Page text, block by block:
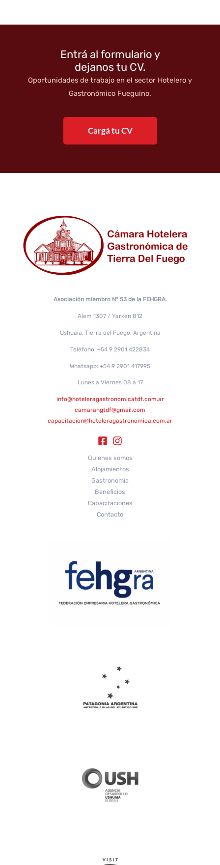
Entrá al formulario y
dejanos tu CV.
Oportunidades de trabajo en el sector Hotelero y
Gastronómico Fueguino.
Cargá tu CV
Asociación miembro N° 53 de la FEHGRA.
Alem 1307 / Yarken 812
Ushuaia, Tierra del Fuego, Argentina
Teléfono: +54 9 2901 422834
Whatsapp: +54 9 2901 417995
Lunes a Viernes 08 a 17
info@hoteleragastronomicatdf.com.ar
camarahgtdf@gmail.com
capacitacion@hoteleragastronomica.com.ar
Quienes somos
Alojamientos
Gastronomía
Beneficios
Capacitaciones
Contacto